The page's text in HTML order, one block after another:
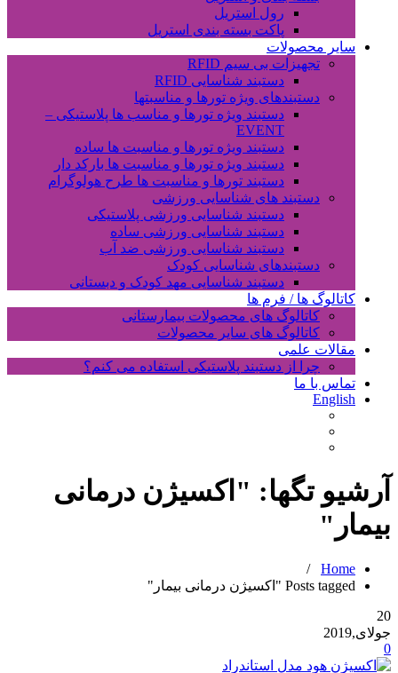
رول استریل
پاکت بسته بندی استریل
سایر محصولات
تجهیزات بی سیم RFID
دستبند شناسایی RFID
دستبندهای ویژه تورها و مناسبتها
دستبند ویژه تورها و مناسب ها پلاستیکی –
EVENT
دستبند ویژه تورها و مناسبت ها ساده
دستبند ویژه تورها و مناسبت ها بارکد دار
دستبند تورها و مناسبت ها طرح هولوگرام
دستبند های شناسایی ورزشی
دستبند شناسایی ورزشی پلاستیکی
دستبند شناسایی ورزشی ساده
دستبند شناسایی ورزشی ضد آب
دستبندهای شناسایی کودک
دستبند شناسایی مهد کودک و دبستانی
کاتالوگ ها / فرم ها
کاتالوگ های محصولات بیمارستانی
کاتالوگ های سایر محصولات
مقالات علمی
چرا از دستبند پلاستیکی استفاده می کنم؟
تماس با ما
English
آرشیو تگها: " اکسیژن درمانی
بیمار "
Home
/
Posts tagged "اکسیژن درمانی بیمار"
20
جولای,2019
0